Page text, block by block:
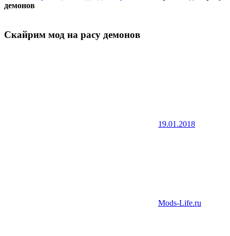
демонов
Скайрим мод на расу демонов
19.01.2018
Mods-Life.ru